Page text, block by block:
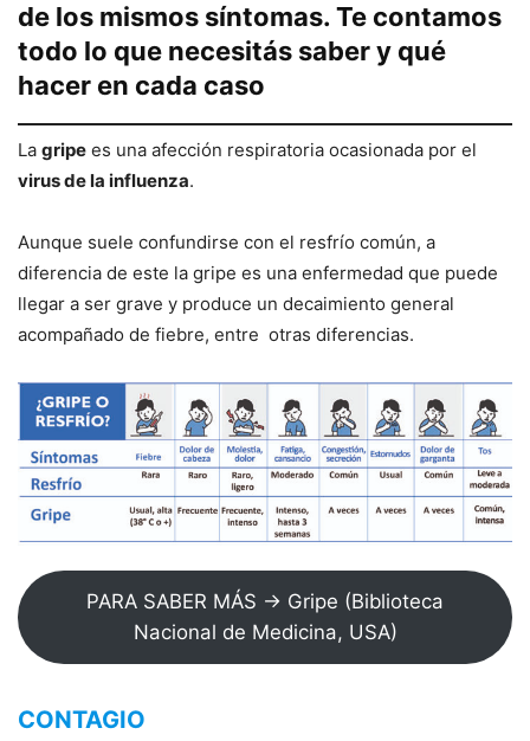
de los mismos síntomas. Te contamos
todo lo que necesitás saber y qué
hacer en cada caso
La gripe es una afección respiratoria ocasionada por el
virus de la influenza.
Aunque suele confundirse con el resfrío común, a
diferencia de este la gripe es una enfermedad que puede
llegar a ser grave y produce un decaimiento general
acompañado de fiebre, entre otras diferencias.
PARA SABER MÁS → Gripe (Biblioteca
Nacional de Medicina, USA)
CONTAGIO